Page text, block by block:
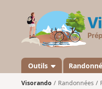
Outils
Visorando Randonnées